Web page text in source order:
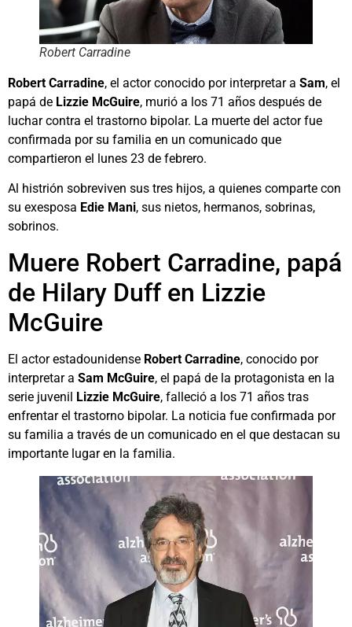
Robert Carradine
Robert Carradine, el actor conocido por interpretar a Sam, el
papá de Lizzie McGuire, murió a los 71 años después de
luchar contra el trastorno bipolar. La muerte del actor fue
confirmada por su familia en un comunicado que
compartieron el lunes 23 de febrero.
Al histrión sobreviven sus tres hijos, a quienes comparte con
su exesposa Edie Mani, sus nietos, hermanos, sobrinas,
sobrinos.
Muere Robert Carradine, papá
de Hilary Duff en Lizzie
McGuire
El actor estadounidense Robert Carradine, conocido por
interpretar a Sam McGuire, el papá de la protagonista en la
serie juvenil Lizzie McGuire, falleció a los 71 años tras
enfrentar el trastorno bipolar. La noticia fue confirmada por
su familia a través de un comunicado en el que destacan su
importante lugar en la familia.